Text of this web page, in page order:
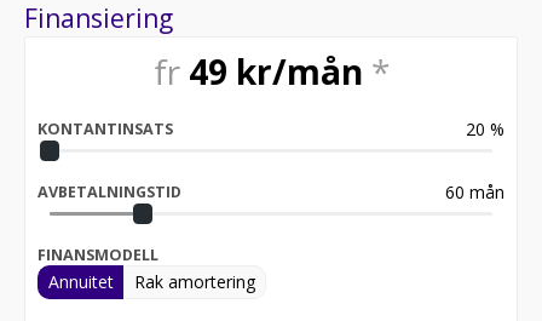
Finansiering
fr 49 kr/mån *
KONTANTINSATS 20 %
AVBETALNINGSTID 60 mån
FINANSMODELL
Annuitet Rak amortering